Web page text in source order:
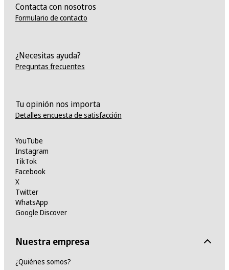
Contacta con nosotros
Formulario de contacto
¿Necesitas ayuda?
Preguntas frecuentes
Tu opinión nos importa
Detalles encuesta de satisfacción
YouTube
Instagram
TikTok
Facebook
X
Twitter
WhatsApp
Google Discover
Nuestra empresa
¿Quiénes somos?